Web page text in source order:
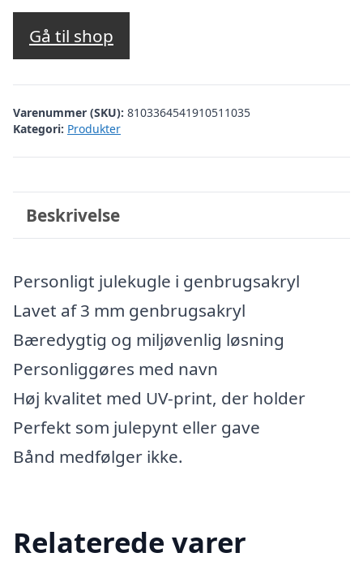
Gå til shop
Varenummer (SKU): 8103364541910511035
Kategori: Produkter
Beskrivelse
Personligt julekugle i genbrugsakryl
Lavet af 3 mm genbrugsakryl
Bæredygtig og miljøvenlig løsning
Personliggøres med navn
Høj kvalitet med UV-print, der holder
Perfekt som julepynt eller gave
Bånd medfølger ikke.
Relaterede varer